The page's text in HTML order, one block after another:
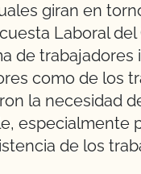
giran en
Laboral
de
como de los
la necesidad
especialmente
de los